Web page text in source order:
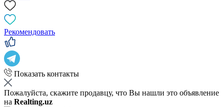
Рекомендовать
Показать контакты
Пожалуйста, скажите продавцу, что Вы нашли это объявление
на Realting.uz